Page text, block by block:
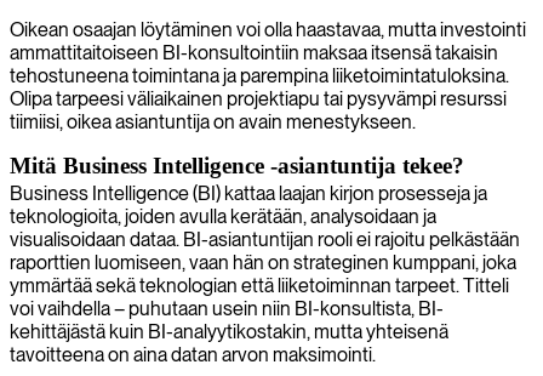
Oikean osaajan löytäminen voi olla haastavaa, mutta investointi
ammattitaitoiseen BI-konsultointiin maksaa itsensä takaisin
tehostuneena toimintana ja parempina liiketoimintatuloksina.
Olipa tarpeesi väliaikainen projektiapu tai pysyvämpi resurssi
tiimiisi, oikea asiantuntija on avain menestykseen.
Mitä Business Intelligence -asiantuntija tekee?
Business Intelligence (BI) kattaa laajan kirjon prosesseja ja
teknologioita, joiden avulla kerätään, analysoidaan ja
visualisoidaan dataa. BI-asiantuntijan rooli ei rajoitu pelkästään
raporttien luomiseen, vaan hän on strateginen kumppani, joka
ymmärtää sekä teknologian että liiketoiminnan tarpeet. Titteli
voi vaihdella – puhutaan usein niin BI-konsultista, BI-
kehittäjästä kuin BI-analyytikostakin, mutta yhteisenä
tavoitteena on aina datan arvon maksimointi.